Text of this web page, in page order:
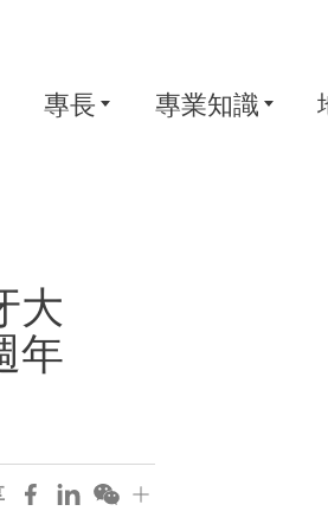
專長 專業知識
大
年